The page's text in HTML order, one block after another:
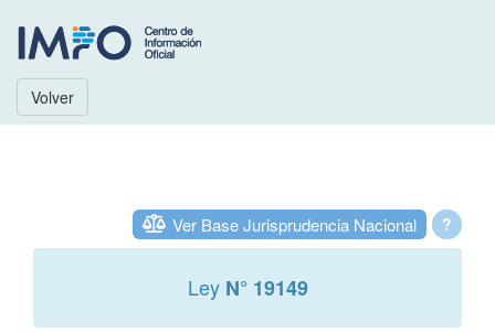
Volver
?
Ver Base Jurisprudencia Nacional
Ley N° 19149